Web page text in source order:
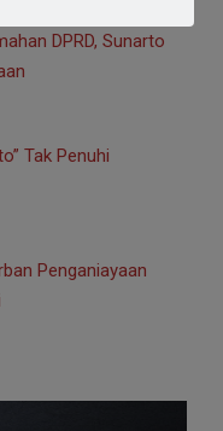
DPRD, Sunarto
Tak Penuhi
Penganiayaan